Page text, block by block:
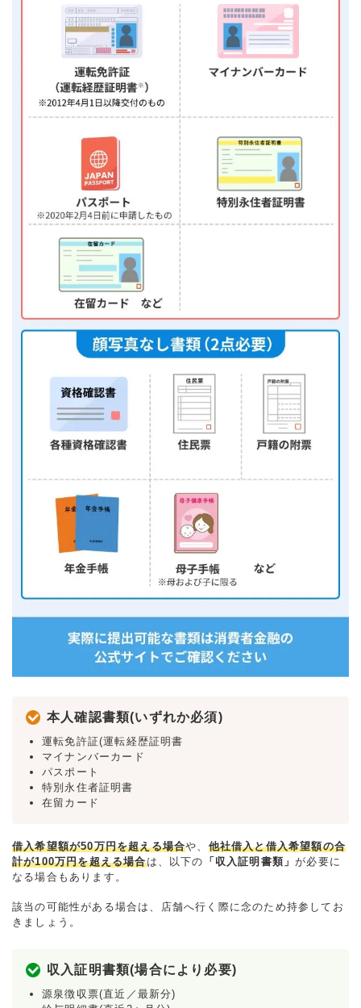
本人確認書類(いずれか必須)
運転免許証(運転経歴証明書
マイナンバーカード
パスポート
特別永住者証明書
在留カード
借入希望額が50万円を超える場合や、 他社借入と借入希望額の合
計が100万円を超える場合は、以下の 「収入証明書類」が必要に
なる場合もあります。
該当の可能性がある場合は、店舗へ行く際に念のため持参してお
きましょう。
収入証明書類(場合により必要)
源泉徴収票(直近／最新分)